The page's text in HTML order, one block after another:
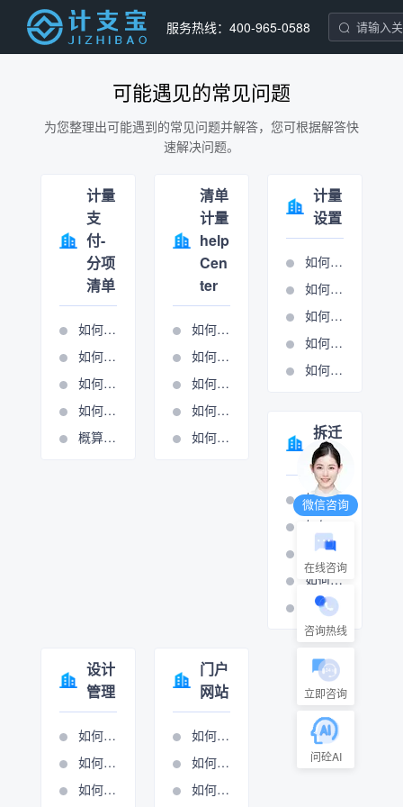
服务热线：400-965-0588
可能遇见的常见问题
为您整理出可能遇到的常见问题并解答，您可根据解答快
速解决问题。
计量
支
付-
分项
清单
如何导入清单
如何进行分项清单计量
如何使用施工图核算表
如何添加或修改费用条款
概算分项的操作视频
清单
计量
help
Cen
ter
如何进行周期管理
如何进行总包计量周期管理
如何新建周期
如何设置周期管理
如何进行计量支付
计量
设置
如何设置分项条目
如何设置合同报表
如何设置单位报表
如何进行报表输出
如何进行清单锁定
拆迁
管理
如何打印拆迁报表
如何设置房屋拆迁管理
如何设置村组管理
如何设置房屋拆迁管理
如何设置只补不征管理
设计
管理
如何添加生产项目
如何设置项目执行
如何项目立项
门户
网站
如何做网站管理
如何进行新闻图管理
如何进行展示图管理
微信咨询
在线咨询
咨询热线
立即咨询
问砼AI